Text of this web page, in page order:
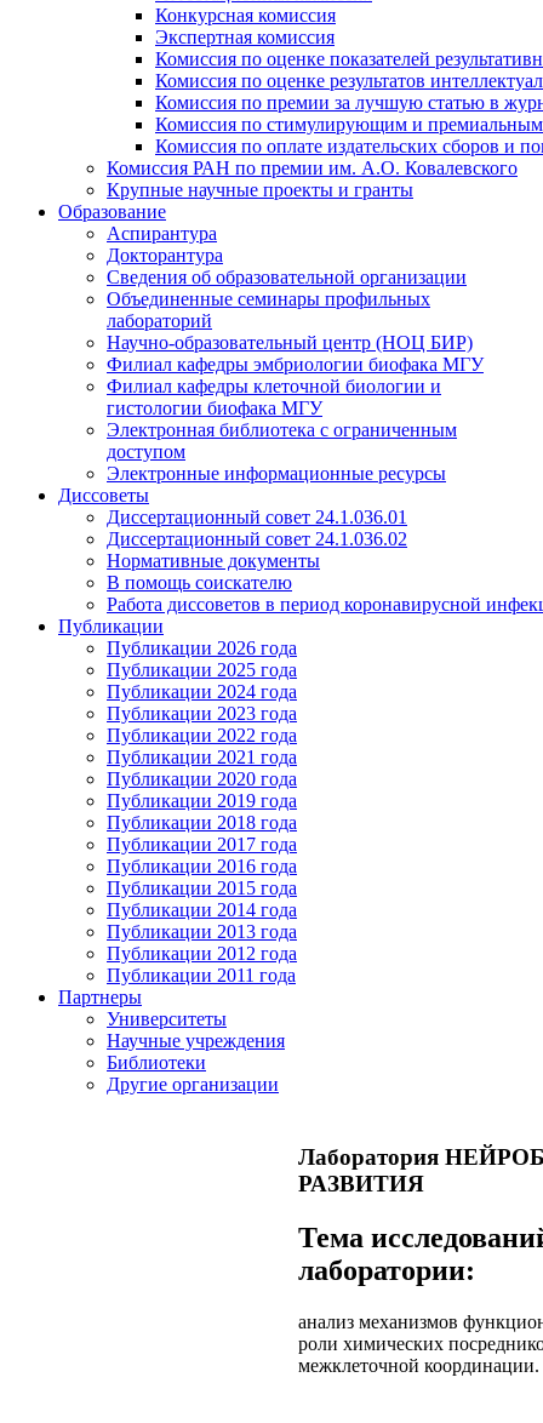
Конкурсная комиссия
Экспертная комиссия
Комиссия по оценке показателей
Комиссия по оценке результатов
Комиссия по премии за лучшую статью в
Комиссия по стимулирующим и
Комиссия по оплате издательских сборов и
Комиссия РАН по премии им. А.О. Ковалевского
Крупные научные проекты и гранты
Образование
Аспирантура
Докторантура
Сведения об образовательной организации
Объединенные семинары профильных
лабораторий
Научно-образовательный центр (НОЦ БИР)
Филиал кафедры эмбриологии биофака МГУ
Филиал кафедры клеточной биологии и
гистологии биофака МГУ
Электронная библиотека с ограниченным
доступом
Электронные информационные ресурсы
Диссоветы
Диссертационный совет 24.1.036.01
Диссертационный совет 24.1.036.02
Нормативные документы
В помощь соискателю
Работа диссоветов в период коронавирусной
Публикации
Публикации 2026 года
Публикации 2025 года
Публикации 2024 года
Публикации 2023 года
Публикации 2022 года
Публикации 2021 года
Публикации 2020 года
Публикации 2019 года
Публикации 2018 года
Публикации 2017 года
Публикации 2016 года
Публикации 2015 года
Публикации 2014 года
Публикации 2013 года
Публикации 2012 года
Публикации 2011 года
Партнеры
Университеты
Научные учреждения
Библиотеки
Другие организации
Лаборатория
РАЗВИТИЯ
Тема
лаборатории:
анализ механизмов
роли химических
межклеточной координации.